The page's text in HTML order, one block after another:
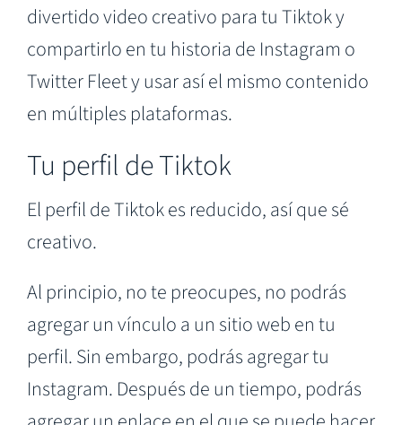
divertido video creativo para tu Tiktok y
compartirlo en tu historia de Instagram o
Twitter Fleet y usar así el mismo contenido
en múltiples plataformas.
Tu perfil de Tiktok
El perfil de Tiktok es reducido, así que sé
creativo.
Al principio, no te preocupes, no podrás
agregar un vínculo a un sitio web en tu
perfil. Sin embargo, podrás agregar tu
Instagram. Después de un tiempo, podrás